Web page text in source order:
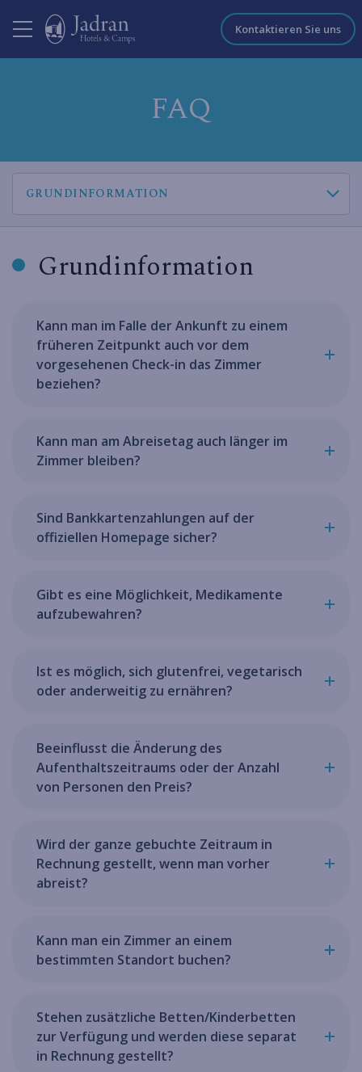
Kontaktieren Sie uns
FAQ
GRUNDINFORMATION
Grundinformation
Kann man im Falle der Ankunft zu einem
früheren Zeitpunkt auch vor dem
vorgesehenen Check-in das Zimmer
beziehen?
Kann man am Abreisetag auch länger im
Zimmer bleiben?
Sind Bankkartenzahlungen auf der
offiziellen Homepage sicher?
Gibt es eine Möglichkeit, Medikamente
aufzubewahren?
Ist es möglich, sich glutenfrei, vegetarisch
oder anderweitig zu ernähren?
Beeinflusst die Änderung des
Aufenthaltszeitraums oder der Anzahl
von Personen den Preis?
Wird der ganze gebuchte Zeitraum in
Rechnung gestellt, wenn man vorher
abreist?
Kann man ein Zimmer an einem
bestimmten Standort buchen?
Stehen zusätzliche Betten/Kinderbetten
zur Verfügung und werden diese separat
in Rechnung gestellt?